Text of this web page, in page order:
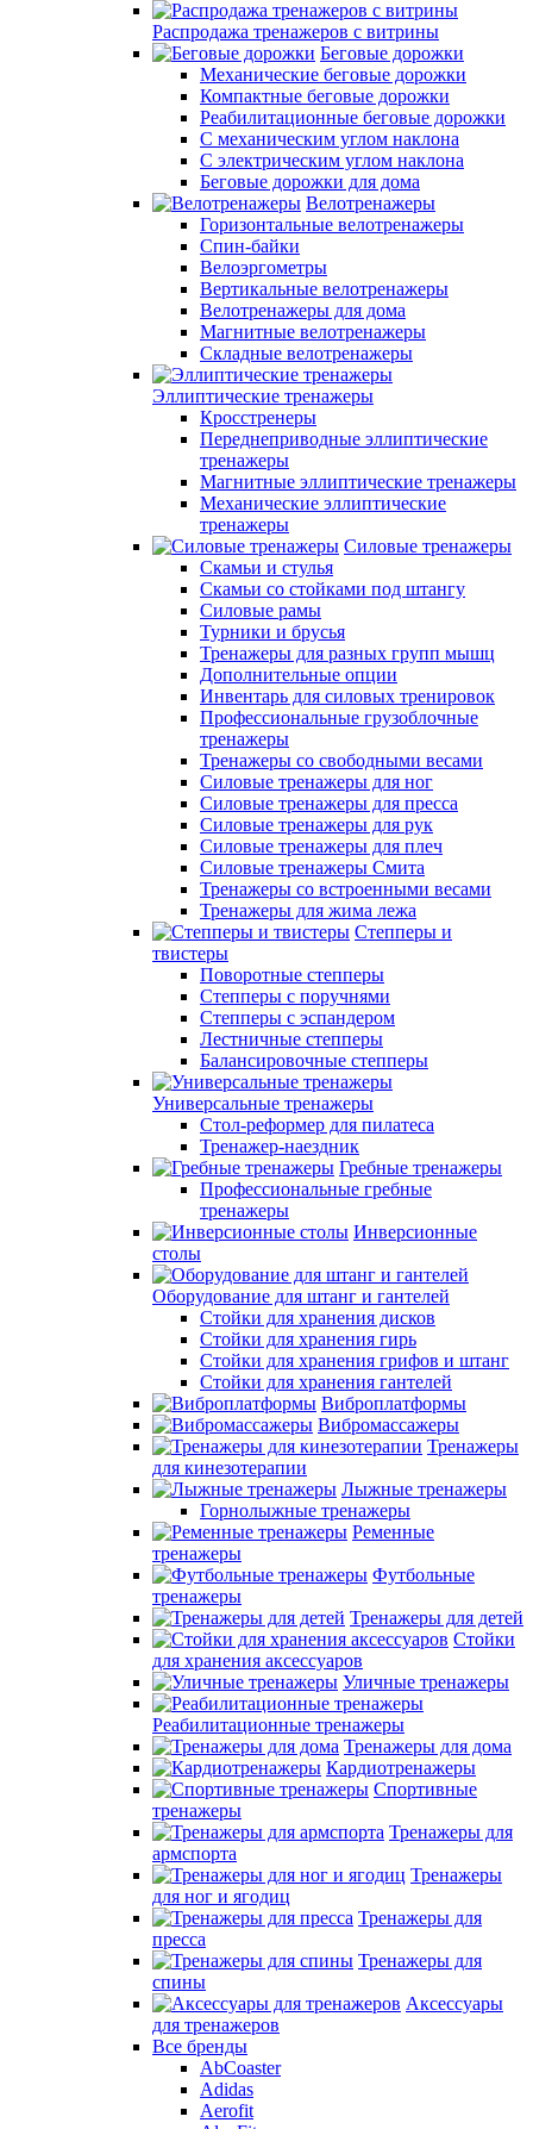
Распродажа тренажеров с витрины
Беговые дорожки
Механические беговые дорожки
Компактные беговые дорожки
Реабилитационные беговые дорожки
С механическим углом наклона
С электрическим углом наклона
Беговые дорожки для дома
Велотренажеры
Горизонтальные велотренажеры
Спин-байки
Велоэргометры
Вертикальные велотренажеры
Велотренажеры для дома
Магнитные велотренажеры
Складные велотренажеры
Эллиптические тренажеры
Кросстренеры
Переднеприводные эллиптические
тренажеры
Магнитные эллиптические тренажеры
Механические эллиптические
тренажеры
Силовые тренажеры
Скамьи и стулья
Скамьи со стойками под штангу
Силовые рамы
Турники и брусья
Тренажеры для разных групп мышц
Дополнительные опции
Инвентарь для силовых тренировок
Профессиональные грузоблочные
тренажеры
Тренажеры со свободными весами
Силовые тренажеры для ног
Силовые тренажеры для пресса
Силовые тренажеры для рук
Силовые тренажеры для плеч
Силовые тренажеры Смита
Тренажеры со встроенными весами
Тренажеры для жима лежа
Степперы и
твистеры
Поворотные степперы
Степперы с поручнями
Степперы с эспандером
Лестничные степперы
Балансировочные степперы
Универсальные тренажеры
Стол-реформер для пилатеса
Тренажер-наездник
Гребные тренажеры
Профессиональные гребные
тренажеры
Инверсионные
столы
Оборудование для штанг и гантелей
Стойки для хранения дисков
Стойки для хранения гирь
Стойки для хранения грифов и штанг
Стойки для хранения гантелей
Виброплатформы
Вибромассажеры
Тренажеры
для кинезотерапии
Лыжные тренажеры
Горнолыжные тренажеры
Ременные
тренажеры
Футбольные
тренажеры
Тренажеры для детей
Стойки
для хранения аксессуаров
Уличные тренажеры
Реабилитационные тренажеры
Тренажеры для дома
Кардиотренажеры
Спортивные
тренажеры
Тренажеры для
армспорта
Тренажеры
для ног и ягодиц
Тренажеры для
пресса
Тренажеры для
спины
Аксессуары
для тренажеров
Все бренды
AbCoaster
Adidas
Aerofit